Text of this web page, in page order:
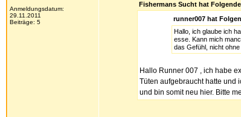
Anmeldungsdatum:
29.11.2011
Beiträge: 5
Fishermans Sucht hat
runner007 hat
Hallo, ich glaube ich
esse. Kann mich
das Gefühl, nicht
Hallo Runner 007 , ich habe
Tüten aufgebraucht hatte und
und bin somit neu hier. Bitte